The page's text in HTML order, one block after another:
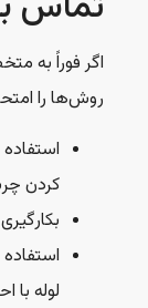
اگر فوراً به
روش‌ها را
کردن
لوله با